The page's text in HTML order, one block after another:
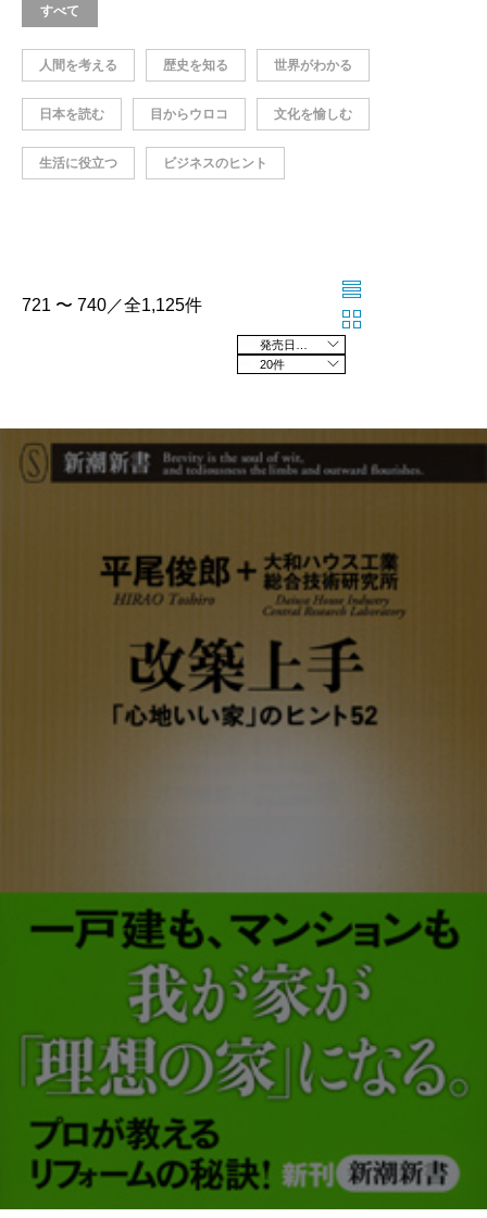
すべて
人間を考える 歴史を知る 世界がわかる
日本を読む 目からウロコ 文化を愉しむ
生活に役立つ ビジネスのヒント
721 〜 740／全1,125件
20件